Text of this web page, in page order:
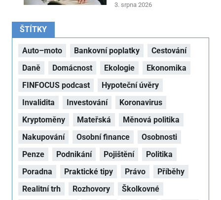
3. srpna 2026
ŠTÍTKY
Auto–moto Bankovní poplatky
Cestování
Daně
Domácnost Ekologie
Ekonomika
FINFOCUS podcast
Hypoteční úvěry
Invalidita
Investování
Koronavirus
Kryptoměny
Mateřská
Měnová politika
Nakupování
Osobní finance
Osobnosti
Penze
Podnikání Pojištění
Politika
Poradna
Praktické tipy Právo
Příběhy
Realitní trh
Rozhovory Školkovné